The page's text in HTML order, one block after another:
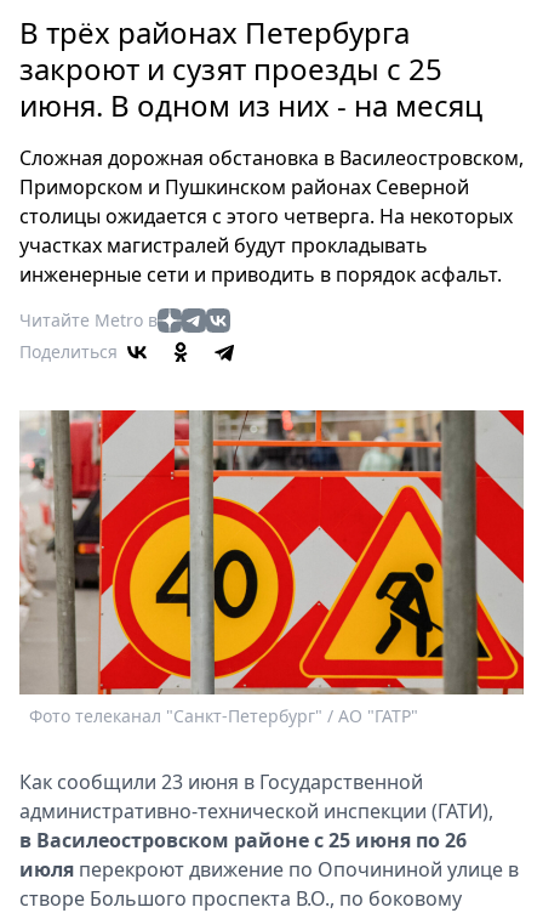
Россия
Мир
Здоровье
Туризм
Мода
Театр
Кино
Афиша
Книги
Пресс-
релизы
О
Metro
Стримы
Спецпроекты
Звезды
Выборы
2026
Скачай
Metro
В трёх районах Петербурга
закроют и сузят проезды с 25
июня. В одном из них - на месяц
Сложная дорожная обстановка в Василеостровском,
Приморском и Пушкинском районах Северной
столицы ожидается с этого четверга. На некоторых
участках магистралей будут прокладывать
инженерные сети и приводить в порядок асфальт.
Читайте Metro в
Поделиться
Фото телеканал "Санкт-Петербург" / АО "ГАТР"
Как сообщили 23 июня в Государственной
административно-технической инспекции (ГАТИ),
в Василеостровском районе с 25 июня по 26
июля перекроют движение по Опочининой улице в
створе Большого проспекта В.О., по боковому